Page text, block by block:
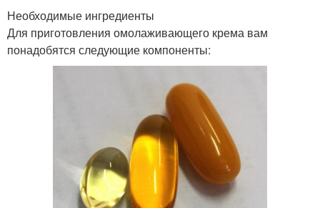
Необходимые ингредиенты
Для приготовления омолаживающего крема вам
понадобятся следующие компоненты: